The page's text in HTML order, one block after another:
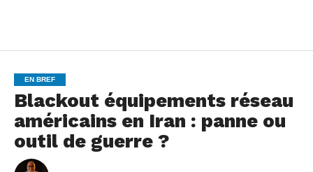
EN BREF
Blackout équipements réseau
américains en Iran : panne ou
outil de guerre ?